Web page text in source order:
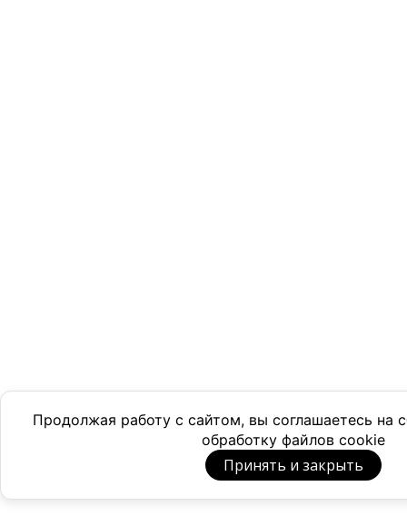
Продолжая работу с сайтом, вы соглашаетесь на
обработку файлов cookie
Принять и закрыть